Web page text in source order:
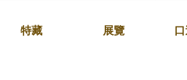
特藏 展覽